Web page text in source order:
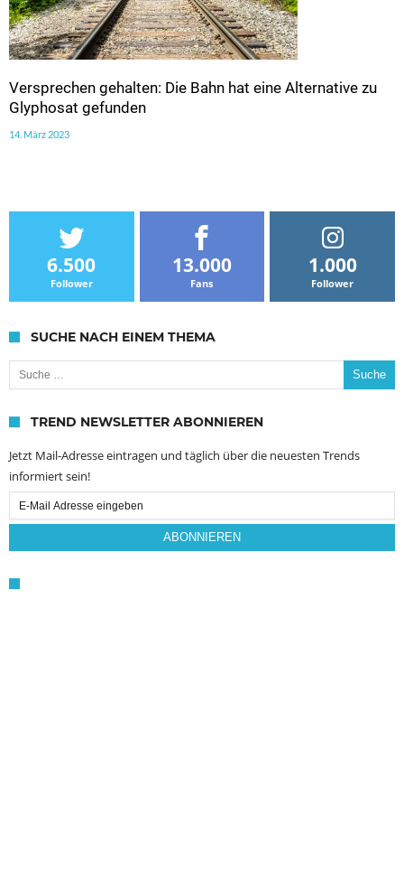
Versprechen gehalten: Die Bahn hat eine Alternative zu
Glyphosat gefunden
14. März 2023
6.500
Follower
13.000
Fans
1.000
Follower
SUCHE NACH EINEM THEMA
Suche nach:
TREND NEWSLETTER ABONNIEREN
Jetzt Mail-Adresse eintragen und täglich über die neuesten Trends
informiert sein!
Email
Subscription
ABONNIEREN